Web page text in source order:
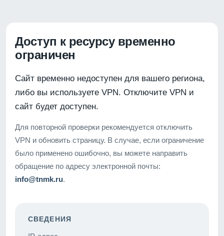
Доступ к ресурсу временно
ограничен
Сайт временно недоступен для вашего региона,
либо вы используете VPN. Отключите VPN и
сайт будет доступен.
Для повторной проверки рекомендуется отключить
VPN и обновить страницу. В случае, если ограничение
было применено ошибочно, вы можете направить
обращение по адресу электронной почты:
info@tnmk.ru.
СВЕДЕНИЯ